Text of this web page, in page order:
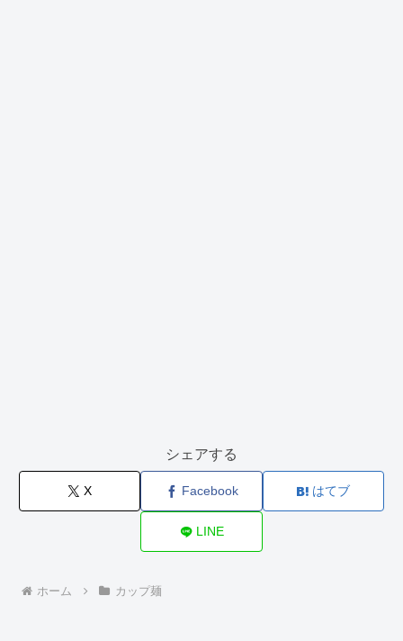
シェアする
X Facebook はてブ
LINE
ホーム カップ麺